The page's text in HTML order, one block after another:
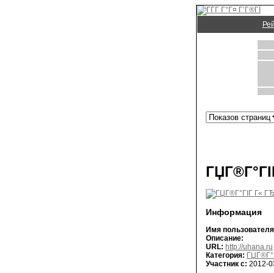
Информация
Имя
Описание:
URL: http://uhana.ru
Категория:
Участник с: 2012-